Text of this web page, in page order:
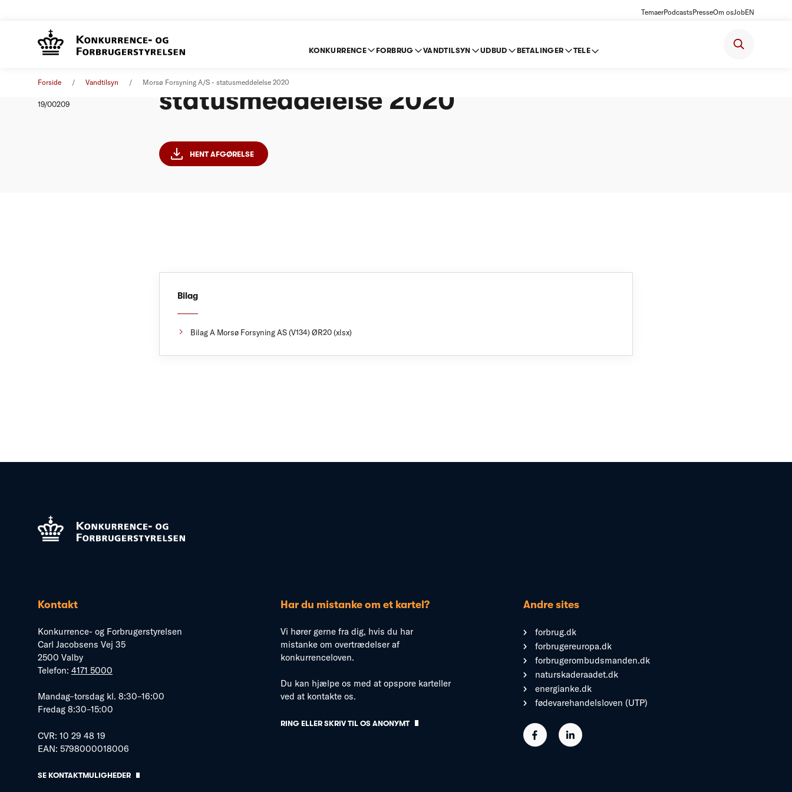
TemaerPodcastsPresseOm osJobEN
KONKURRENCE FORBRUG VANDTILSYN UDBUD BETALINGER TELE
Forside Vandtilsyn Morsø Forsyning A/S - statusmeddelelse 2020
19/00209
statusmeddelelse 2020
HENT AFGØRELSE
Bilag
Bilag A Morsø Forsyning AS (V134) ØR20 (xlsx)
Kontakt
Konkurrence- og Forbrugerstyrelsen
Carl Jacobsens Vej 35
2500 Valby
Telefon: 4171 5000
Mandag–torsdag kl. 8:30–16:00
Fredag 8:30–15:00
CVR: 10 29 48 19
EAN: 5798000018006
SE KONTAKTMULIGHEDER
Har du mistanke om et kartel?
Vi hører gerne fra dig, hvis du har
mistanke om overtrædelser af
konkurrenceloven.
Du kan hjælpe os med at opspore karteller
ved at kontakte os.
RING ELLER SKRIV TIL OS ANONYMT
Andre sites
forbrug.dk
forbrugereuropa.dk
forbrugerombudsmanden.dk
naturskaderaadet.dk
energianke.dk
fødevarehandelsloven (UTP)